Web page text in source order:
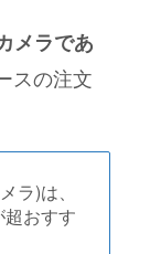
メラであ
スの注文
ラ)は、
おすす